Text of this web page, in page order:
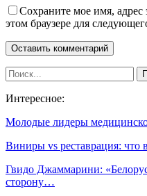
Сохраните мое имя, адрес
этом браузере для
Интересное:
Молодые лидеры
Виниры vs реставрация: что
Гвидо Джаммарини:
сторону…